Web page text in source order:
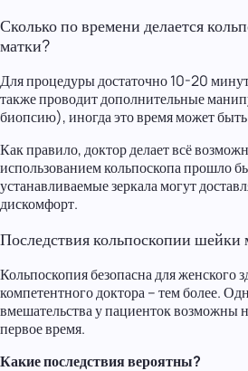
Сколько по времени делается
матки?
Для процедуры достаточно 10-20
также проводит дополнительные
биопсию), иногда это время может
Как правило, доктор делает всё
использованием кольпоскопа прошло
устанавливаемые зеркала могут
дискомфорт.
Последствия кольпоскопии шейки
Кольпоскопия безопасна для женского
компетентного доктора – тем более.
вмешательства у пациенток возможны
первое время.
Какие последствия вероятны?